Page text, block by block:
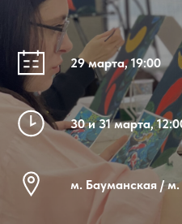
29 марта, 19:00
30 и 31 марта,
м. Бауманская /